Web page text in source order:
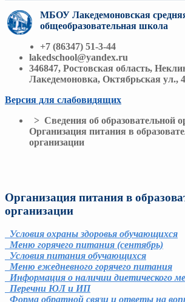
МБОУ Лакедемоновская
общеобразовательная школа
+7 (86347) 51-3-44
lakedschool@yandex.ru
346847, Ростовская область,
Лакедемоновка, Октябрьская ул.,
Версия для слабовидящих
> Сведения об образовательной
Организация питания в
организации
Организация питания в
организации
Условия охраны здоровья обучающихся
Меню горячего питания (сентябрь)
Условия питания обучающихся
Меню ежедневного горячего питания
Информация о наличии диетического
Перечни ЮЛ и ИП
Форма обратной связи и ответы на